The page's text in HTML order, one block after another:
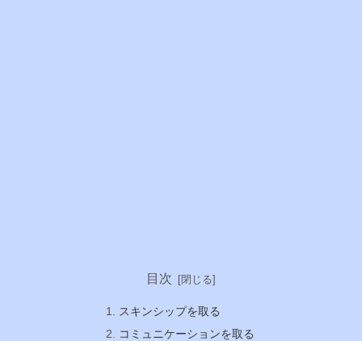
目次
スキンシップを取る
コミュニケーションを取る